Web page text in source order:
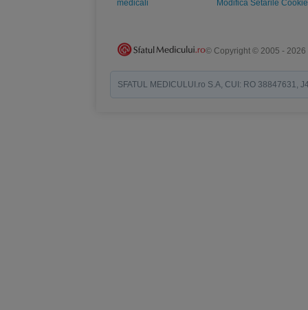
medicali
Modifica Setarile Cookie
© Copyright © 2005 - 2026
SFATUL MEDICULUI.ro S.A, CUI: RO 38847631,